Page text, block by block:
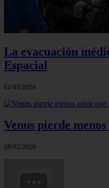
La evacuación
Espacial
01/03/2026
Venus pierde
28/02/2026